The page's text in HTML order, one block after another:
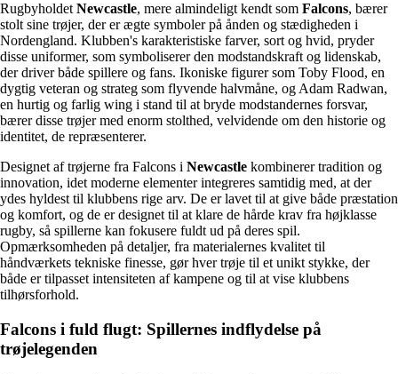
Rugbyholdet Newcastle, mere almindeligt kendt som Falcons, bærer
stolt sine trøjer, der er ægte symboler på ånden og stædigheden i
Nordengland. Klubben's karakteristiske farver, sort og hvid, pryder
disse uniformer, som symboliserer den modstandskraft og lidenskab,
der driver både spillere og fans. Ikoniske figurer som Toby Flood, en
dygtig veteran og strateg som flyvende halvmåne, og Adam Radwan,
en hurtig og farlig wing i stand til at bryde modstandernes forsvar,
bærer disse trøjer med enorm stolthed, velvidende om den historie og
identitet, de repræsenterer.
Designet af trøjerne fra Falcons i Newcastle kombinerer tradition og
innovation, idet moderne elementer integreres samtidig med, at der
ydes hyldest til klubbens rige arv. De er lavet til at give både præstation
og komfort, og de er designet til at klare de hårde krav fra højklasse
rugby, så spillerne kan fokusere fuldt ud på deres spil.
Opmærksomheden på detaljer, fra materialernes kvalitet til
håndværkets tekniske finesse, gør hver trøje til et unikt stykke, der
både er tilpasset intensiteten af kampene og til at vise klubbens
tilhørsforhold.
Falcons i fuld flugt: Spillernes indflydelse på
trøjelegenden